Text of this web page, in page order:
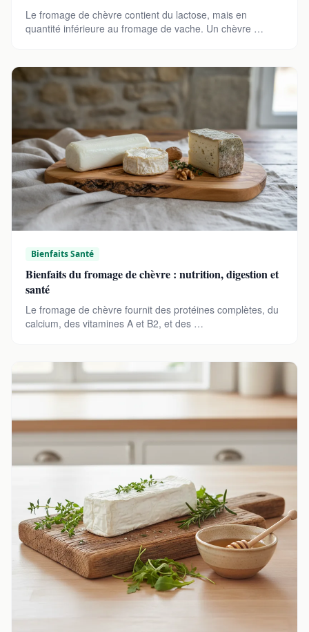
Le fromage de chèvre contient du lactose, mais en
quantité inférieure au fromage de vache. Un chèvre …
Bienfaits Santé
Bienfaits du fromage de chèvre : nutrition, digestion et
santé
Le fromage de chèvre fournit des protéines complètes, du
calcium, des vitamines A et B2, et des …